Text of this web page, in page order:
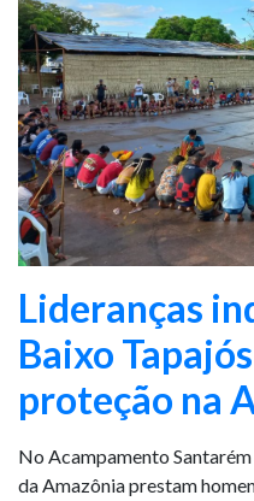
Lideranças
Baixo
proteção na
No Acampamento
da Amazônia prestam